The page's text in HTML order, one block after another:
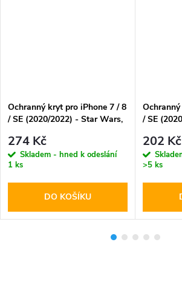
Ochranný kryt pro iPhone 7 / 8
/ SE (2020/2022) - Star Wars,
274 Kč
Skladem - hned k odeslání
1 ks
DO KOŠÍKU
/ SE
202 Kč
>5 ks